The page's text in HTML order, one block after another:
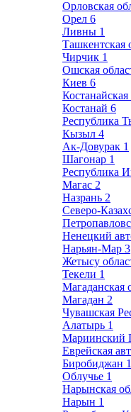
Орловская
Орел 6
Ливны 1
Ташкентская
Чирчик 1
Ошская
Киев 6
Костанайская
Костанай 6
Республика
Кызыл 4
Ак-Довурак 1
Шагонар 1
Республика
Магас 2
Назрань 2
Северо-
Ненецкий
Нарьян-Мар 3
Жетысу
Текели 1
Магаданская
Магадан 2
Чувашская
Алатырь 1
Мариинский
Еврейская
Биробиджан 1
Облучье 1
Нарынская
Нарын 1